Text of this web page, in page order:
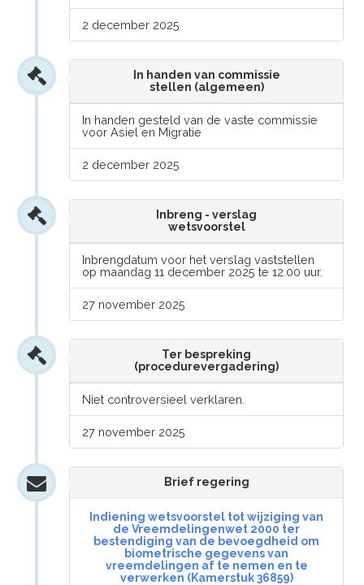
2 december 2025
In handen van commissie
stellen (algemeen)
In handen gesteld van de vaste commissie
voor Asiel en Migratie
2 december 2025
Inbreng - verslag
wetsvoorstel
Inbrengdatum voor het verslag vaststellen
op maandag 11 december 2025 te 12.00 uur.
27 november 2025
Ter bespreking
(procedurevergadering)
Niet controversieel verklaren.
27 november 2025
Brief regering
Indiening wetsvoorstel tot wijziging van
de Vreemdelingenwet 2000 ter
bestendiging van de bevoegdheid om
biometrische gegevens van
vreemdelingen af te nemen en te
verwerken (Kamerstuk 36859)